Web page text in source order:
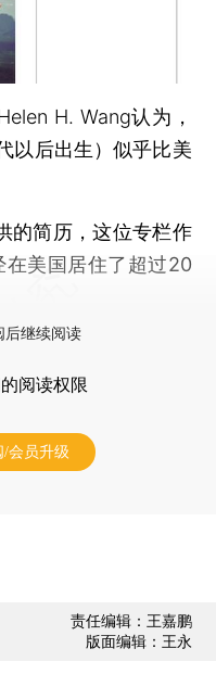
H. Wang认为，
以后出生）似乎比美
的简历，这位专栏作
在美国居住了超过20
后继续阅读
阅读权限
/会员升级
责任编辑：王嘉鹏
版面编辑：王永